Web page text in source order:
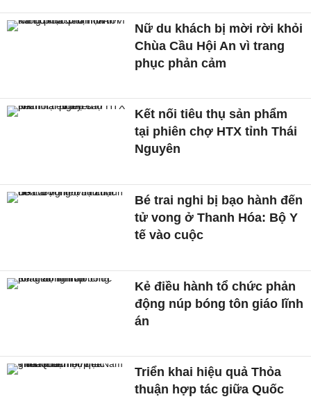
Nữ du khách bị mời rời khỏi
Chùa Cầu Hội An vì trang
phục phản cảm
Kết nối tiêu thụ sản phẩm
tại phiên chợ HTX tỉnh Thái
Nguyên
Bé trai nghi bị bạo hành đến
tử vong ở Thanh Hóa: Bộ Y
tế vào cuộc
Kẻ điều hành tổ chức phản
động núp bóng tôn giáo lĩnh
án
Triển khai hiệu quả Thỏa
thuận hợp tác giữa Quốc